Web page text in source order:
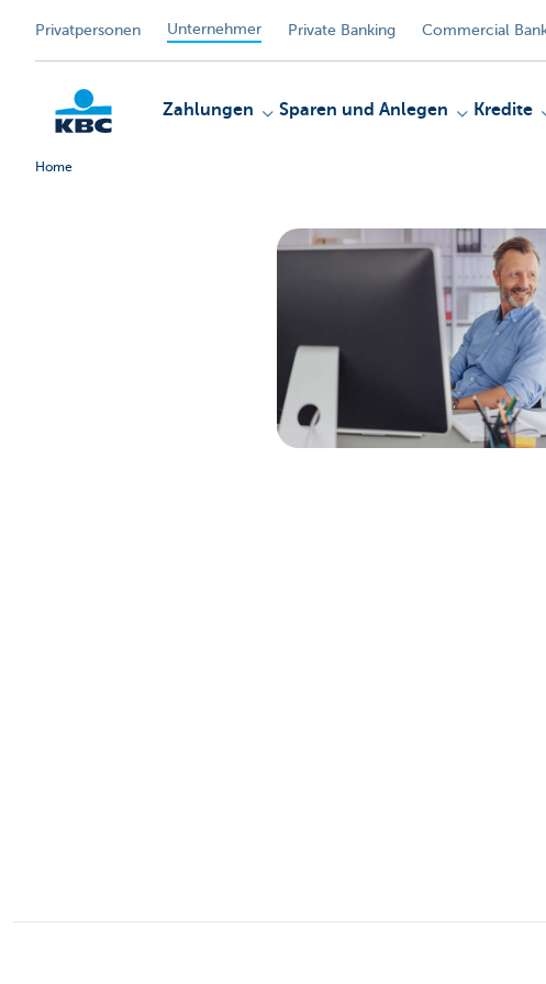
Privatpersonen Unternehmer Private Banking Commercial
Zahlungen Sparen und Anlegen Kredite
Home